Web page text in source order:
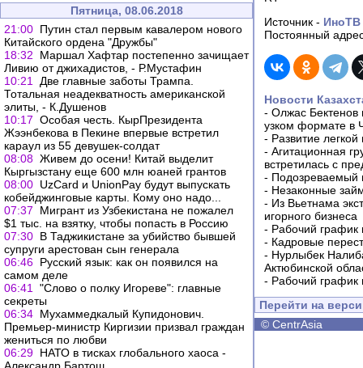
Пятница, 08.06.2018
21:00 Путин стал первым кавалером нового
Китайского ордена "Дружбы"
18:32
Маршал Хафтар постепенно зачищает
Ливию от джихадистов, - Р.Мустафин
10:21
Две главные заботы Трампа.
Тотальная неадекватность американской
элиты, - К.Душенов
10:17 Особая честь. КырПрезидента
Жээнбекова в Пекине впервые встретил
караул из 55 девушек-солдат
08:08 Живем до осени! Китай выделит
Кыргызстану еще 600 млн юаней грантов
08:00 UzCard и UnionPay будут выпускать
кобейджинговые карты. Кому оно надо...
07:37
Мигрант из Узбекистана не пожалел
$1 тыс. на взятку, чтобы попасть в Россию
07:30 В Таджикистане за убийство бывшей
супруги арестован сын генерала
06:46 Русский язык: как он появился на
самом деле
06:41
"Слово о полку Игореве": главные
секреты
06:34 Мухаммедкалый Купидонович.
Премьер-министр Киргизии призвал граждан
жениться по любви
06:29 НАТО в тисках глобального хаоса -
Источник - ИноТВ
Постоянный
Новости
- Олжас Бектенов
узком формате в
- Развитие
- Агитационная
встретилась с
- Подозреваемый
- Незаконные
- Из Вьетнама
игорного бизнеса
- Рабочий график
- Кадровые
- Нурлыбек
Актюбинской
- Рабочий график
Перейти на
© CentrAsia